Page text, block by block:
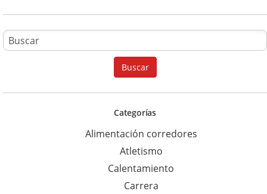
u
s
c
p
a
r
Buscar
Categorías
Alimentación corredores
Atletismo
Calentamiento
Carrera